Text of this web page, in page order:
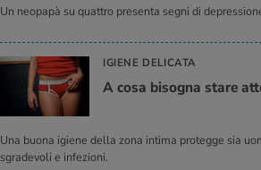
Un neopapà su quattro presenta segni di
IGIENE DELICATA
A cosa bisogna stare
Una buona igiene della zona intima protegge sia
sgradevoli e infezioni.